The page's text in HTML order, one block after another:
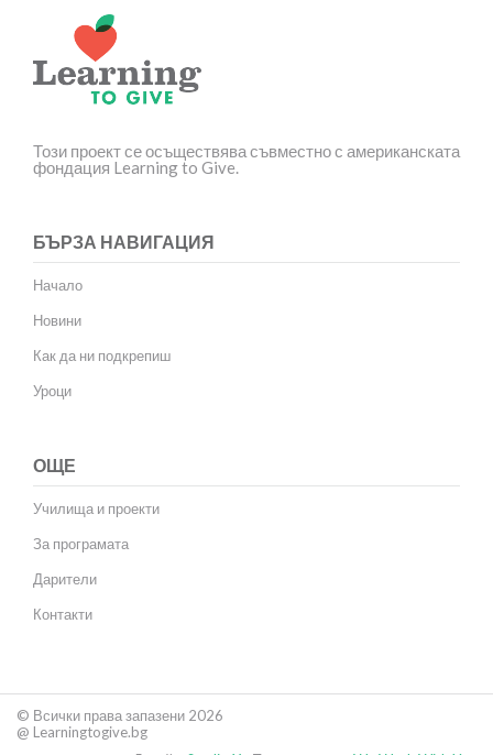
Този проект се осъществява съвместно с американската
фондация Learning to Give.
БЪРЗА НАВИГАЦИЯ
Начало
Новини
Как да ни подкрепиш
Уроци
ОЩЕ
Училища и проекти
За програмата
Дарители
Контакти
© Всички права запазени 2026
@ Learningtogive.bg